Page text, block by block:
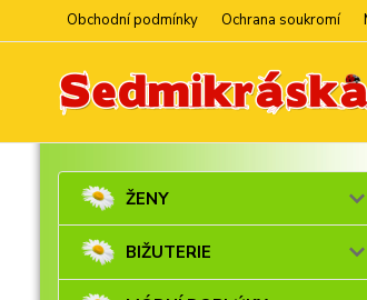
Obchodní podmínky Ochrana soukromí
ŽENY
BIŽUTERIE